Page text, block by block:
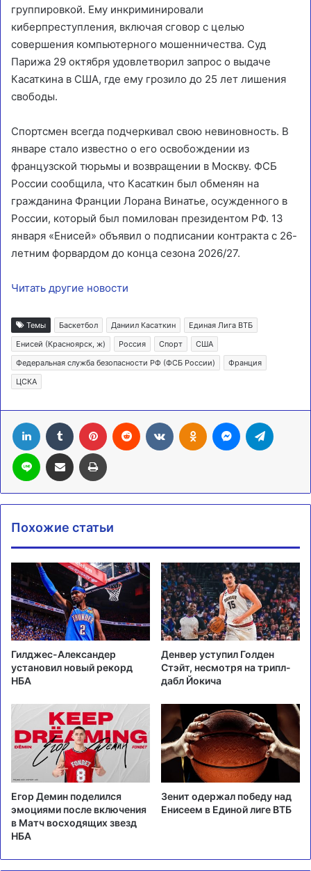
группировкой. Ему инкриминировали
киберпреступления, включая сговор с целью
совершения компьютерного мошенничества. Суд
Парижа 29 октября удовлетворил запрос о выдаче
Касаткина в США, где ему грозило до 25 лет лишения
свободы.
Спортсмен всегда подчеркивал свою невиновность. В
январе стало известно о его освобождении из
французской тюрьмы и возвращении в Москву. ФСБ
России сообщила, что Касаткин был обменян на
гражданина Франции Лорана Винатье, осужденного в
России, который был помилован президентом РФ. 13
января «Енисей» объявил о подписании контракта с 26-
летним форвардом до конца сезона 2026/27.
Читать другие новости
Темы Баскетбол Даниил Касаткин
Единая Лига ВТБ
Енисей (Красноярск, ж)
Россия Спорт
США
Федеральная служба безопасности РФ (ФСБ России)
Франция
ЦСКА
LinkedIn Tumblr Pinterest Reddit ВконтактеОдноклассники
Messenger
Line Поделиться через электронную почту Печатать
Похожие статьи
Гилджес-Александер
установил новый рекорд
НБА
Денвер уступил Голден
Стэйт, несмотря на трипл-
дабл Йокича
Егор Демин поделился
эмоциями после включения
в Матч восходящих звезд
НБА
Зенит одержал победу над
Енисеем в Единой лиге ВТБ